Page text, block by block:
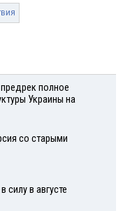
полное
Украины на
со старыми
силу в августе